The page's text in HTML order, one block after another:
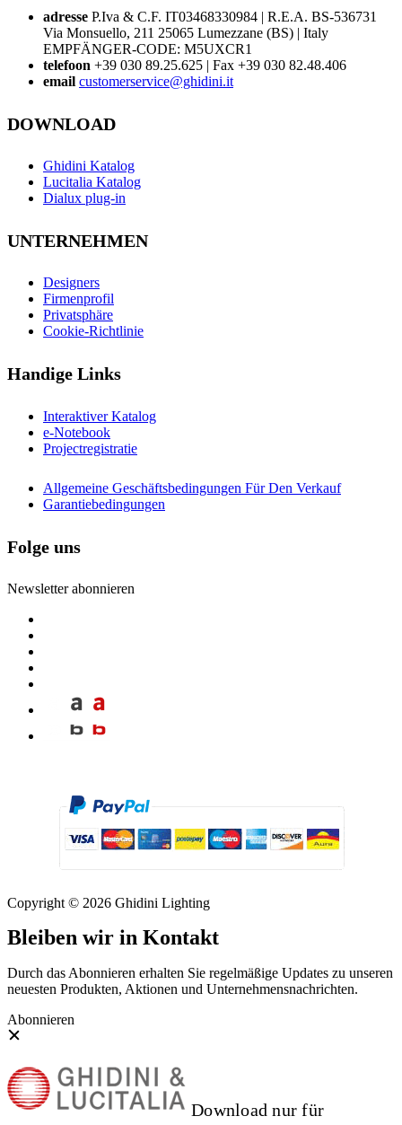
adresse P.Iva & C.F. IT03468330984 | R.E.A. BS-536731
Via Monsuello, 211 25065 Lumezzane (BS) | Italy
EMPFÄNGER-CODE: M5UXCR1
telefoon +39 030 89.25.625 | Fax +39 030 82.48.406
email customerservice@ghidini.it
DOWNLOAD
Ghidini Katalog
Lucitalia Katalog
Dialux plug-in
UNTERNEHMEN
Designers
Firmenprofil
Privatsphäre
Cookie-Richtlinie
Handige Links
Interaktiver Katalog
e-Notebook
Projectregistratie
Allgemeine Geschäftsbedingungen Für Den Verkauf
Garantiebedingungen
Folge uns
Newsletter abonnieren
Copyright © 2026 Ghidini Lighting
Bleiben wir in Kontakt
Durch das Abonnieren erhalten Sie regelmäßige Updates zu unseren
neuesten Produkten, Aktionen und Unternehmensnachrichten.
Abonnieren
Download nur für